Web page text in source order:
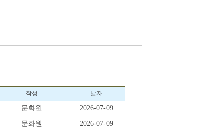
작성 날자
문화원 2026-07-09
문화원 2026-07-09